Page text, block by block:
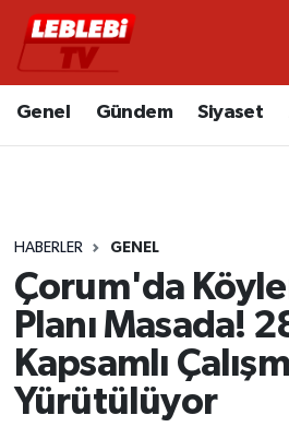
Genel Gündem Siyaset
HABERLER GENEL
Çorum'da
Planı Masada!
Kapsamlı
Yürütülüyor
Hava Durumu
Süper Lig Puan Durumu ve
Tüm Manşetler
Son Dakika Haberleri
Haber Arşivi